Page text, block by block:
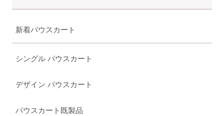
新着パウスカート
シングル パウスカート
デザイン パウスカート
パウスカート既製品